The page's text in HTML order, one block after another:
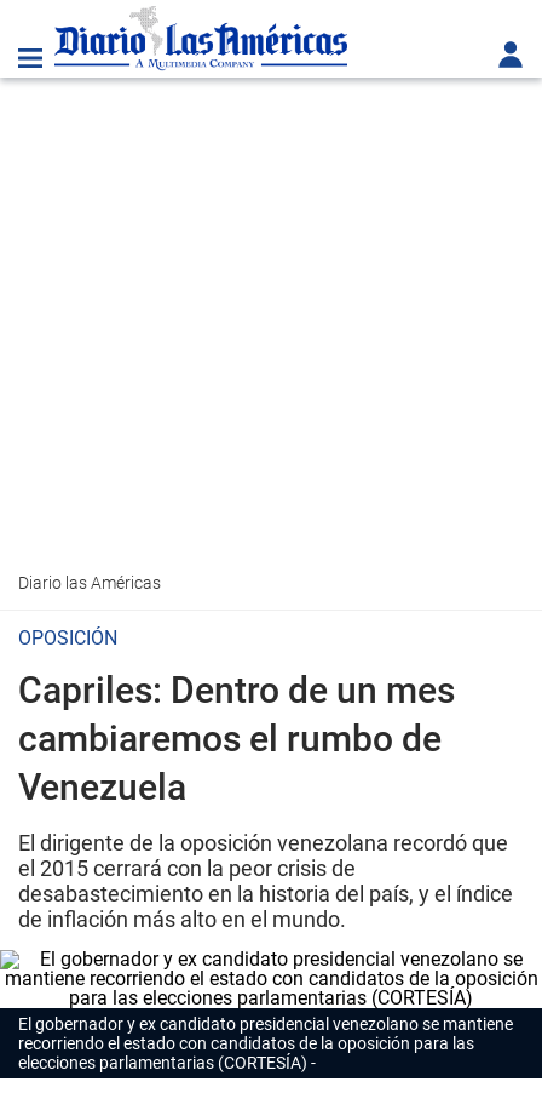
Diario las Américas
OPOSICIÓN
Capriles: Dentro de un mes
cambiaremos el rumbo de
Venezuela
El dirigente de la oposición venezolana recordó que
el 2015 cerrará con la peor crisis de
desabastecimiento en la historia del país, y el índice
de inflación más alto en el mundo.
El gobernador y ex candidato presidencial venezolano se mantiene
recorriendo el estado con candidatos de la oposición para las
elecciones parlamentarias (CORTESÍA)